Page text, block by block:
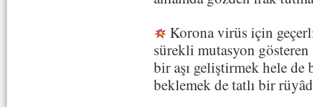
Korona virüs için
sürekli mutasyon
bir aşı geliştirmek hele de
beklemek de tatlı bir